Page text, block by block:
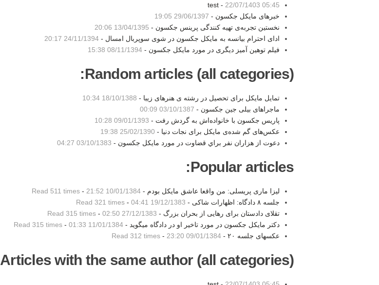
test - 22/07/1403 05:45
خبرهای مایکل جکسون - 29/06/1397 19:05
نخستین تجربه‌ی تهیه کنندگی پرینس جکسون - 13/04/1395 20:06
ادای احترام بیانسه به مایکل جکسون در شوی سوپربال امسال -24/11/1394 20:17
فیلم توهین آمیز دیگری در مورد مایکل جکسون -08/11/1394 15:38
Random articles (all categories):
تمایل مایکل برای تحصیل در رشته ی هنرهای زیبا - 18/10/1388 10:34
ماجراهای بیلی جین جکسون - 03/10/1387 00:09
پاریس جکسون با خانواده‌اش به گردش رفت - 09/01/1393 10:28
عکس‌های گم شده‌ی مایکل برای نجات دنیا - 25/02/1390 19:38
دعوت از هزاران نفر براي قضاوت در مورد مايكل جكسون - 03/10/1383 04:27
Popular articles:
لیزا ماری پریسلی: من واقعا عاشق مایکل بودم -10/01/1384 21:52
-
Read 511 times
جلسه ۸ دادگاه: اظهارات شاکی -
19/12/1383 04:41
-
Read 321 times
تقلای دادستان برای رهایی از بحران بزرگ - 27/12/1383 02:50
-
Read 315 times
دکتر مایکل جکسون در مورد تاخیر او در دادگاه میگوید -11/01/1384 01:33
-
Read 315 times
عکسهای جلسه ۲۰ -
09/01/1384 23:20
-
Read 312 times
Articles with the same author (all categories):